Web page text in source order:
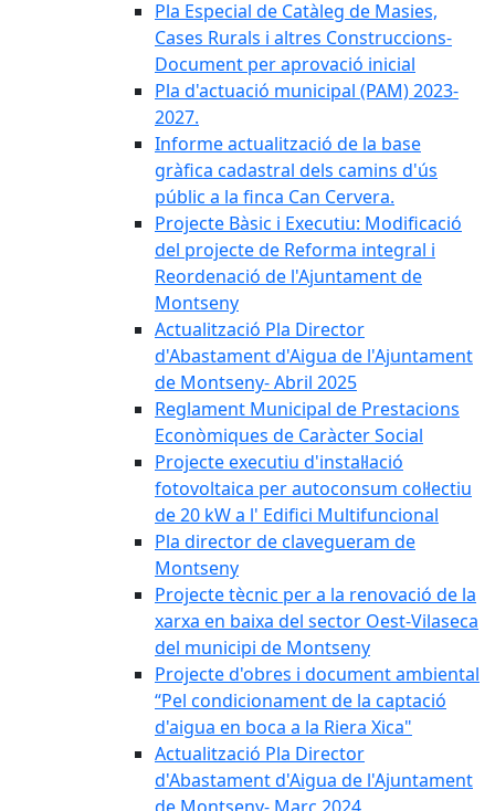
Pla Especial de Catàleg de Masies,
Cases Rurals i altres Construccions-
Document per aprovació inicial
Pla d'actuació municipal (PAM) 2023-
2027.
Informe actualització de la base
gràfica cadastral dels camins d'ús
públic a la finca Can Cervera.
Projecte Bàsic i Executiu: Modificació
del projecte de Reforma integral i
Reordenació de l'Ajuntament de
Montseny
Actualització Pla Director
d'Abastament d'Aigua de l'Ajuntament
de Montseny- Abril 2025
Reglament Municipal de Prestacions
Econòmiques de Caràcter Social
Projecte executiu d'instal·lació
fotovoltaica per autoconsum col·lectiu
de 20 kW a l' Edifici Multifuncional
Pla director de clavegueram de
Montseny
Projecte tècnic per a la renovació de la
xarxa en baixa del sector Oest-Vilaseca
del municipi de Montseny
Projecte d'obres i document ambiental
“Pel condicionament de la captació
d'aigua en boca a la Riera Xica"
Actualització Pla Director
d'Abastament d'Aigua de l'Ajuntament